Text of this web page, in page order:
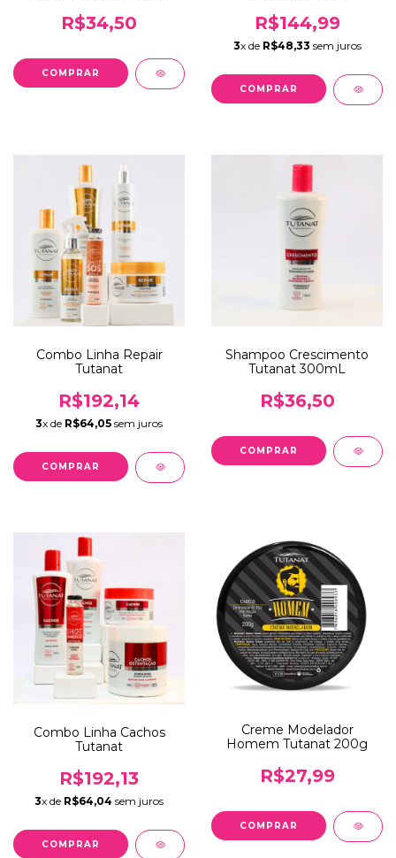
R$34,50 R$144,99
3x de R$48,33 sem juros
Combo Linha Repair
Tutanat
R$192,14
3x de R$64,05 sem juros
Shampoo Crescimento
Tutanat 300mL
R$36,50
Combo Linha Cachos
Tutanat
R$192,13
3x de R$64,04 sem juros
Creme Modelador
Homem Tutanat 200g
R$27,99